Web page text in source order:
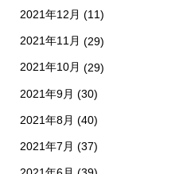
2021年12月 (11)
2021年11月 (29)
2021年10月 (29)
2021年9月 (30)
2021年8月 (40)
2021年7月 (37)